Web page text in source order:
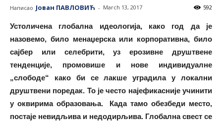
Написао Јован ПАВЛОВИЋ - March 13, 2017 592
Устоличена глобална идеологија, како год да је
назовемо, било менаџерска или корпоративна, било
сајбер или селебрити, уз ерозивне друштвене
тенденције, промовише и нове индивидуалне
„слободе“ како би се лакше уградила у локални
друштвени поредак. То је често најефикасније учинити
у оквирима образовања. Када тамо обезбеди место,
постаје невидљива и недодирљива. Глобална свест се